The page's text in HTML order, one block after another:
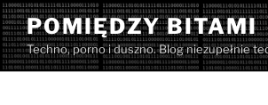
Przejdź
do
treści
POMIĘDZY BITAMI
Techno, porno i duszno. Blog niezupełnie